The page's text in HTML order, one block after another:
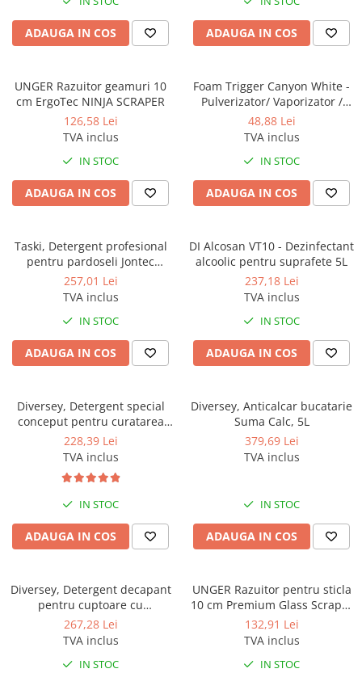
Dispensere hartie igienica
Dispensere odorizante
Dispensere pungi igiena feminina
Dispensere rola hartie industriala
Dispensere rola prosop hartie
Dispensere servetele masa,
Dozatoare sapun lichid
Uscatoare de maini
Uscatoare de par
Produse ingrijire personala
Crema de corp
Sampon si gel de dus
Sapun lichid
Sapun spuma
Consumabile hartie
Acoperitori toaleta
Cearceaf hartie & cearceaf hartie
Hartie igienica
Prosoape hartie pliate
Role hartie industriala
Role prosop hartie
Servetele masa & faciale
Odorizante profesionale
ADAUGA IN COS ADAUGA IN COS
UNGER Razuitor geamuri 10
cm ErgoTec NINJA SCRAPER
126,58 Lei
TVA inclus
IN STOC
ADAUGA IN COS
Foam Trigger Canyon White -
Pulverizator/ Vaporizator /
Declansator spuma, 5L
48,88 Lei
TVA inclus
IN STOC
ADAUGA IN COS
Taski, Detergent profesional
pentru pardoseli Jontec
Forward, 5L
257,01 Lei
TVA inclus
IN STOC
ADAUGA IN COS
DI Alcosan VT10 - Dezinfectant
alcoolic pentru suprafete 5L
237,18 Lei
TVA inclus
IN STOC
ADAUGA IN COS
Diversey, Detergent special
conceput pentru curatarea
covoarelor, mochetelor si
tapiteriilor prin metoda
Extract, 5L
228,39 Lei
TVA inclus
IN STOC
ADAUGA IN COS
Diversey, Anticalcar bucatarie
Suma Calc, 5L
379,69 Lei
TVA inclus
IN STOC
ADAUGA IN COS
Diversey, Detergent decapant
pentru cuptoare cu
autocuratare Suma Auto Oven
Clean D9.10, 5L
267,28 Lei
TVA inclus
IN STOC
UNGER Razuitor pentru sticla
10 cm Premium Glass Scraper
Blades Stainless Steel
132,91 Lei
TVA inclus
IN STOC